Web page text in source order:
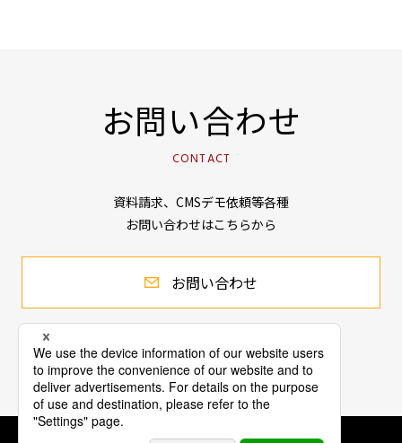
お問い合わせ
CONTACT
資料請求、CMSデモ依頼等各種
お問い合わせはこちらから
お問い合わせ